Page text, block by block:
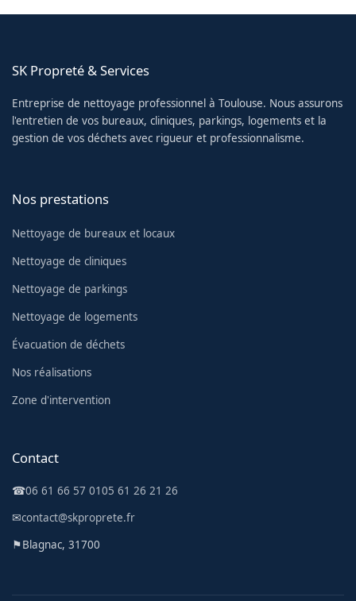
SK Propreté & Services
Entreprise de nettoyage professionnel à Toulouse. Nous assurons
l'entretien de vos bureaux, cliniques, parkings, logements et la
gestion de vos déchets avec rigueur et professionnalisme.
Nos prestations
Nettoyage de bureaux et locaux
Nettoyage de cliniques
Nettoyage de parkings
Nettoyage de logements
Évacuation de déchets
Nos réalisations
Zone d'intervention
Contact
☎06 61 66 57 0105 61 26 21 26
✉contact@skproprete.fr
⚑Blagnac, 31700